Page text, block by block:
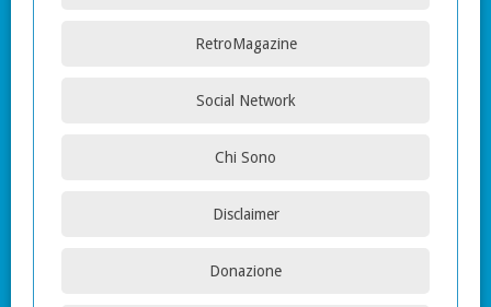
RetroMagazine
Social Network
Chi Sono
Disclaimer
Donazione